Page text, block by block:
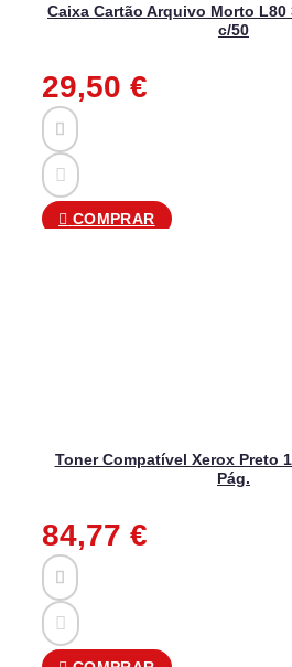
Caixa Cartão Arquivo Morto L80
c/50
29,50 €
COMPRAR
Toner Compatível Xerox Preto
Pág.
84,77 €